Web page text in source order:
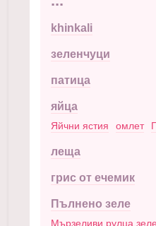
khinkali
зеленчуци
патица
яйца
Яйчни ястия омлет
леща
грис от ечемик
Пълнено зеле
Мързеливи рулца зеле